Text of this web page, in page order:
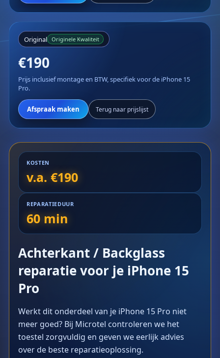
Original Originele Kwaliteit
€190
Prijs inclusief montage en BTW, specifiek voor de iPhone 15
Pro.
Afspraak maken Terug naar prijslijst
KOSTEN
v.a. €190
REPARATIEDUUR
60 min
Achterkant / Backglass
reparatie voor je iPhone 15
Pro
Werkt dit onderdeel van je iPhone 15 Pro niet
meer goed? Bij Microtel controleren we het
toestel zorgvuldig en geven we eerlijk advies
over de beste reparatieoplossing.